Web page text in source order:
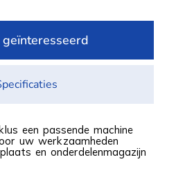
een passende machine
uw werkzaamheden
en onderdelenmagazijn
geïnteresseerd